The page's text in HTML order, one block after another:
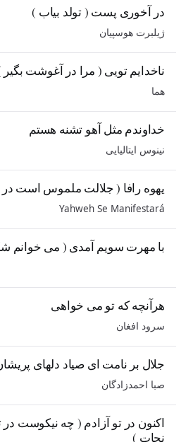
در آخوری پست ( تولد بیاب )
ژیلبرت هوسپیان
ناخدایم تویی ( مرا در آغوشت بگیر
هما
خداوندم مثل آهو تشنه هستم
نینوس ایتالیایی
یهوه رافا ( جلالت ملموس است در
Yahweh Se Manifestará
با مهرت سویم آمدی ( می خوانم
هرآنچه که تو می خواهی
سرود افغان
جلال بر نامت ای صیاد دلهای
صبا احمدزادگان
اکنون در تو آزادم ( چه نیکوست در
نجات )